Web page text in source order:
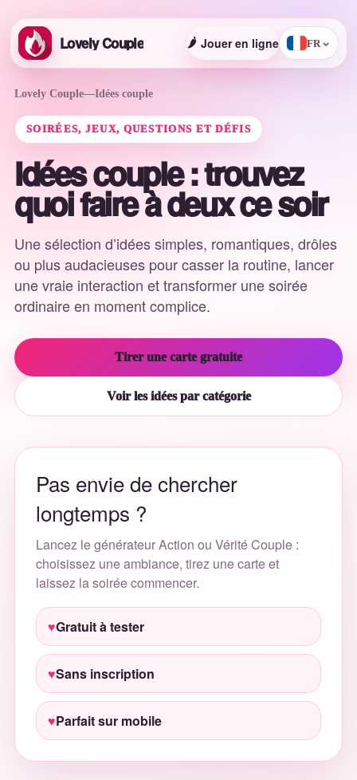
Lovely Couple 🌶️ Jouer en ligne FR ⌄
Lovely Couple—Idées couple
SOIRÉES, JEUX, QUESTIONS ET DÉFIS
Idées couple : trouvez
quoi faire à deux ce soir
Une sélection d’idées simples, romantiques, drôles
ou plus audacieuses pour casser la routine, lancer
une vraie interaction et transformer une soirée
ordinaire en moment complice.
Tirer une carte gratuite
Voir les idées par catégorie
Pas envie de chercher
longtemps ?
Lancez le générateur Action ou Vérité Couple :
choisissez une ambiance, tirez une carte et
laissez la soirée commencer.
Gratuit à tester
Sans inscription
Parfait sur mobile